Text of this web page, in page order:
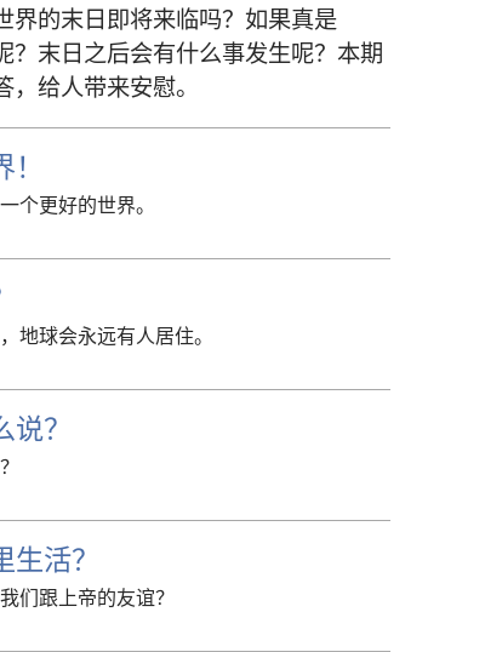
界的末日即将来临吗？ 如果真是
？ 末日之后会有什么事发生呢？ 本期
， 给人带来安慰。
个更好的世界。
地球会永远有人居住。
？
活？
们跟上帝的友谊？